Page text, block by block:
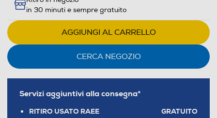
in 30 minuti e sempre gratuito
AGGIUNGI AL CARRELLO
CERCA NEGOZIO
Servizi aggiuntivi alla consegna*
RITIRO USATO RAEE GRATUITO